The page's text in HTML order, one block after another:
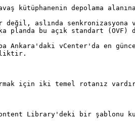
kütüphanenin depolama
aslında senkronizasyona
bu açık standart (OVF)
Ankara'daki vCenter'da en
için iki temel rotanız
Library'deki bir